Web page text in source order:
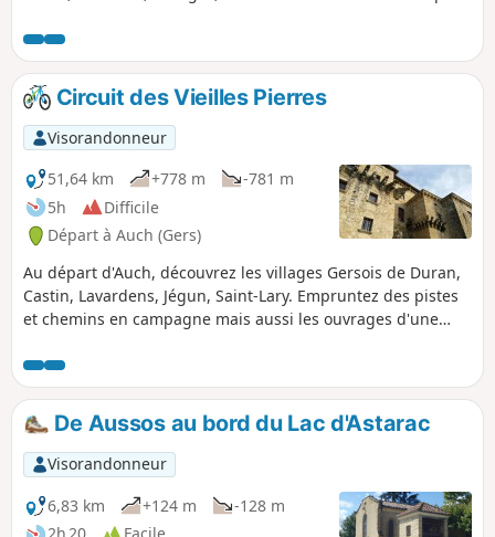
s'offre à vous. Prévoyez quelques barres énergétiques et
surtout des pauses qui vous permettront de mieux
apprécier cette randonnée.
Circuit des Vieilles Pierres
Visorandonneur
51,64 km
+778 m
-781 m
5h
Difficile
Départ à Auch (Gers)
Au départ d'Auch, découvrez les villages Gersois de Duran,
Castin, Lavardens, Jégun, Saint-Lary. Empruntez des pistes
et chemins en campagne mais aussi les ouvrages d'une
De Aussos au bord du Lac d'Astarac
Visorandonneur
6,83 km
+124 m
-128 m